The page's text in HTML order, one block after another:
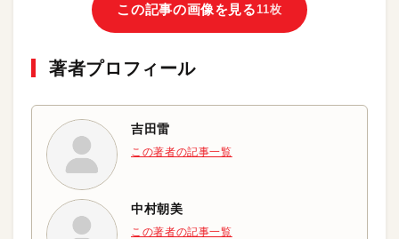
この記事の画像を見る 11枚
著者プロフィール
吉田雷
この著者の記事一覧
中村朝美
この著者の記事一覧